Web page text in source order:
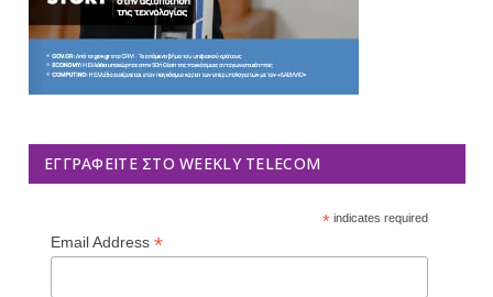
ΕΓΓΡΑΦΕΊΤΕ ΣΤΟ WEEKLY TELECOM
*indicates required
Email Address *